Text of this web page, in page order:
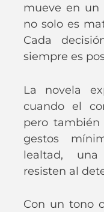
mueve en un
no solo es
Cada
siempre es
La novela
cuando el
pero también
gestos
lealtad,
resisten al
Con un tono